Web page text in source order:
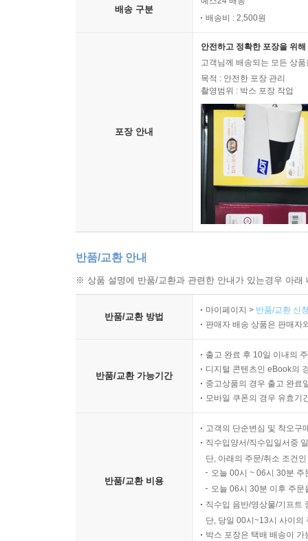
배송 구분
배송비 : 2,500원
포장 안내
안전하고 정확한 포장을 위
고객님께 배송되는 모든 상
목적 : 안전한 포장 관리
촬영범위 : 박스 포장 작업
반품/교환 안내
※ 상품 설명에 반품/교환과 관련한 안내가 있는경우 아
반품/교환 방법
마이페이지 > 반품/교환 신
판매자 배송 상품은 판매자
반품/교환 가능기간
출고 완료 후 10일 이내의
디지털 콘텐츠인 eBook의
중고상품의 경우 출고 완료
모바일 쿠폰의 경우 유효기
반품/교환 비용
고객의 단순변심 및 착오구
직수입양서/직수입일서중
단, 아래의 주문/취소 조건
오늘 00시 ~ 06시 30분
오늘 06시 30분 이후 주
직수입 음반/영상물/기프트
단, 당일 00시~13시 사이의
박스 포장은 택배 배송이